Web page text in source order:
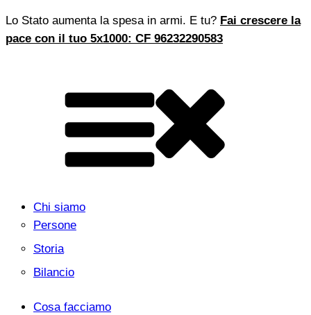
Lo Stato aumenta la spesa in armi. E tu? Fai crescere la
pace con il tuo 5x1000: CF 96232290583
Chi siamo
Persone
Storia
Bilancio
Cosa facciamo